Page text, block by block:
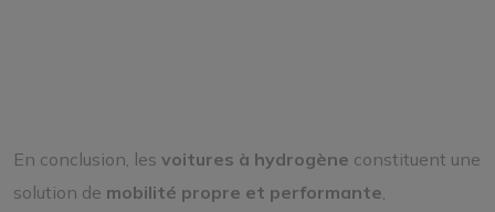
En conclusion, lesvoitures à hydrogène constituent une
solution de mobilité propre et performante